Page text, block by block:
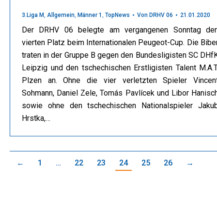
3.Liga M Allgemein Männer 1 TopNews Von DRHV 06 21.01.2020
Der DRHV 06 belegte am vergangenen Sonntag
vierten Platz beim Internationalen Peugeot-Cup. Die
traten in der Gruppe B gegen den Bundesligisten SC
Leipzig und den tschechischen Erstligisten Talent
Plzen an. Ohne die vier verletzten Spieler
Sohmann, Daniel Zele, Tomás Pavlícek und Libor
sowie ohne den tschechischen Nationalspieler
Hrstka,…
← 1 … 22 23 24 25 26 →